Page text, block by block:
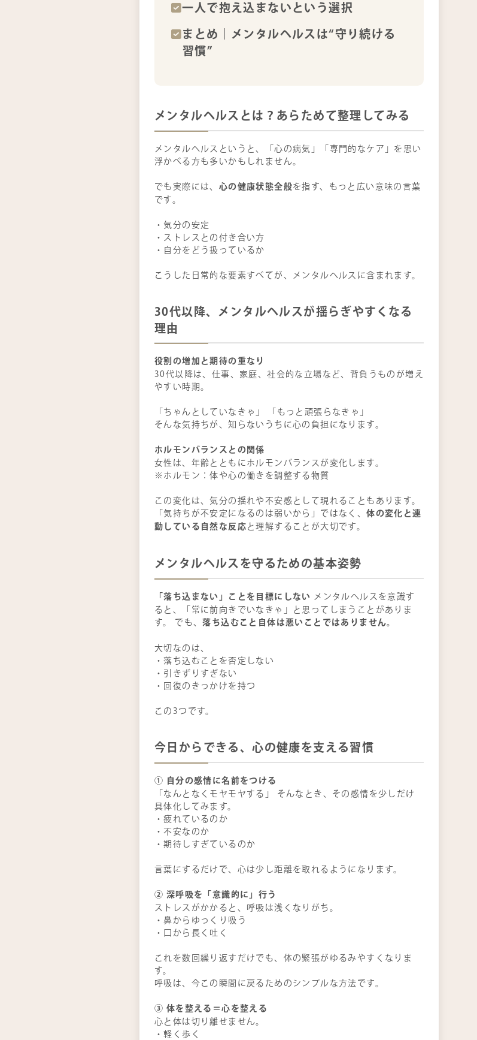
一人で抱え込まないという選択
まとめ｜メンタルヘルスは“守り続ける
習慣”
メンタルヘルスとは？あらためて整理してみる
メンタルヘルスというと、「心の病気」「専門的なケア」を思い
浮かべる方も多いかもしれません。
でも実際には、 心の健康状態全般を指す、もっと広い意味の言葉
です。
・気分の安定
・ストレスとの付き合い方
・自分をどう扱っているか
こうした日常的な要素すべてが、メンタルヘルスに含まれます。
30代以降、メンタルヘルスが揺らぎやすくなる
理由
役割の増加と期待の重なり
30代以降は、仕事、家庭、社会的な立場など、背負うものが増え
やすい時期。
「ちゃんとしていなきゃ」 「もっと頑張らなきゃ」
そんな気持ちが、知らないうちに心の負担になります。
ホルモンバランスとの関係
女性は、年齢とともにホルモンバランスが変化します。
※ホルモン：体や心の働きを調整する物質
この変化は、気分の揺れや不安感として現れることもあります。
「気持ちが不安定になるのは弱いから」ではなく、体の変化と連
動している自然な反応 と理解することが大切です。
メンタルヘルスを守るための基本姿勢
「落ち込まない」ことを目標にしない
メンタルヘルスを意識す
ると、「常に前向きでいなきゃ」と思ってしまうことがありま
す。 でも、落ち込むこと自体は悪いことではありません。
大切なのは、
・落ち込むことを否定しない
・引きずりすぎない
・回復のきっかけを持つ
この3つです。
今日からできる、心の健康を支える習慣
① 自分の感情に名前をつける
「なんとなくモヤモヤする」 そんなとき、その感情を少しだけ
具体化してみます。
・疲れているのか
・不安なのか
・期待しすぎているのか
言葉にするだけで、心は少し距離を取れるようになります。
② 深呼吸を「意識的に」行う
ストレスがかかると、呼吸は浅くなりがち。
・鼻からゆっくり吸う
・口から長く吐く
これを数回繰り返すだけでも、体の緊張がゆるみやすくなりま
す。
呼吸は、今この瞬間に戻るためのシンプルな方法です。
③ 体を整える＝心を整える
心と体は切り離せません。
・軽く歩く